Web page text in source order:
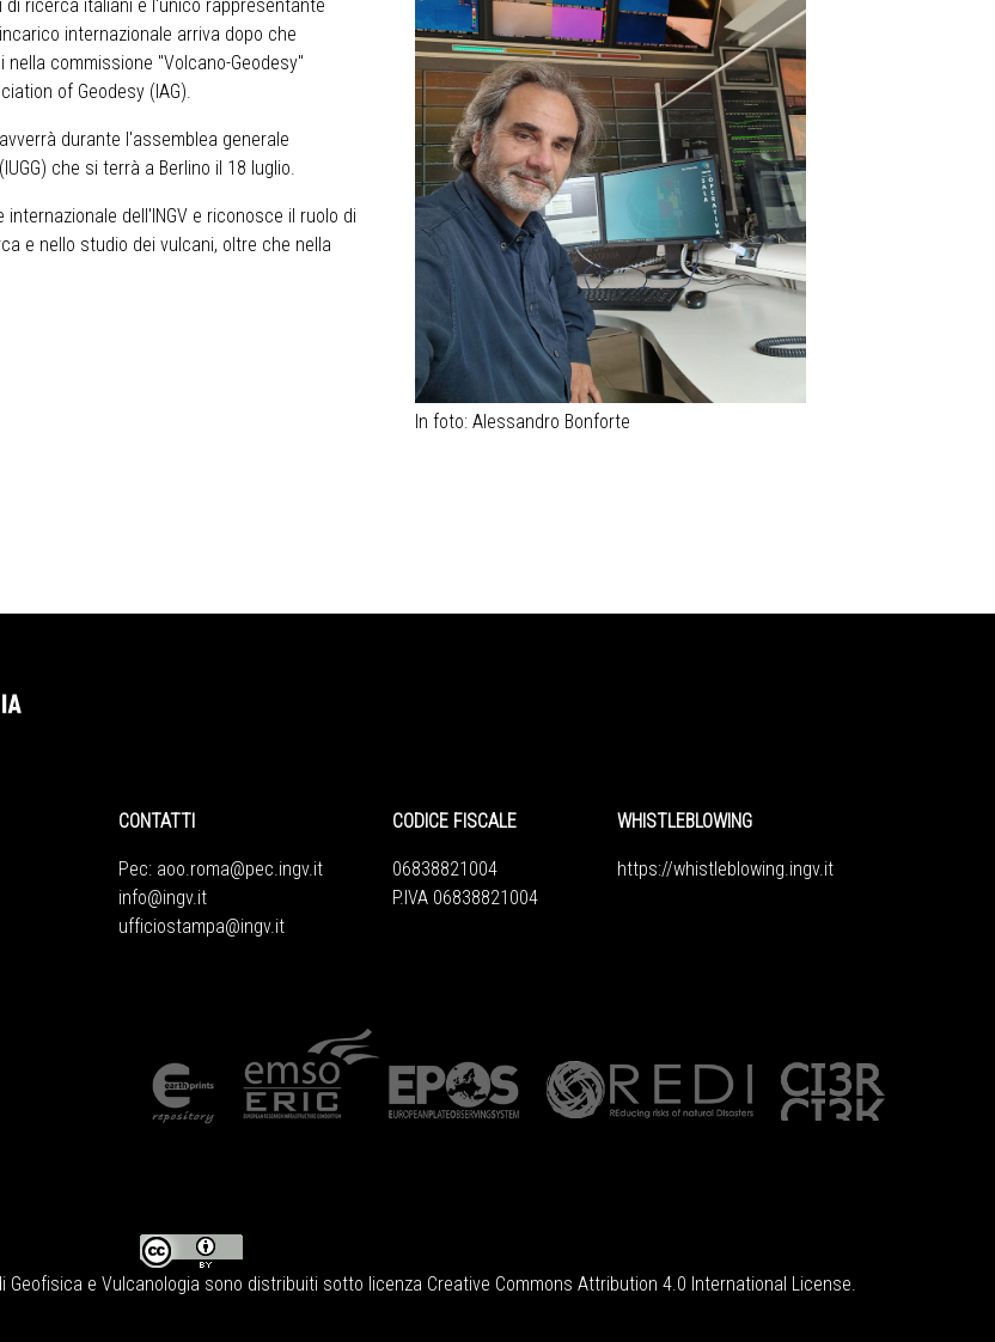
ricerca italiani e l'unico rappresentante
internazionale arriva dopo che
commissione "Volcano-Geodesy"
of Geodesy (IAG).
durante l'assemblea generale
che si terrà a Berlino il 18 luglio.
dell'INGV e riconosce il ruolo di
e nello studio dei vulcani, oltre che nella
In foto: Alessandro Bonforte
CONTATTI
Pec: aoo.roma@pec.ingv.it
info@ingv.it
ufficiostampa@ingv.it
CODICE FISCALE
06838821004
P.IVA 06838821004
WHISTLEBLOWING
https://whistleblowing.ingv.it
Geofisica e Vulcanologia sono distribuiti sotto licenza Creative Commons Attribution 4.0 International License.